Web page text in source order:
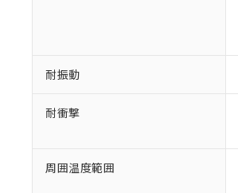
耐振動
耐衝撃
周囲温度範囲